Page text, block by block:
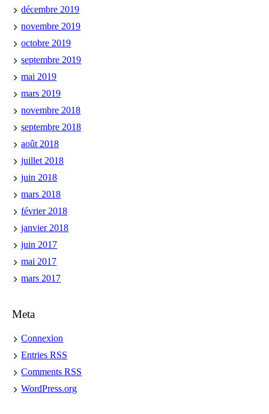
décembre 2019
novembre 2019
octobre 2019
septembre 2019
mai 2019
mars 2019
novembre 2018
septembre 2018
août 2018
juillet 2018
juin 2018
mars 2018
février 2018
janvier 2018
juin 2017
mai 2017
mars 2017
Meta
Connexion
EntriesRSS
CommentsRSS
WordPress.org